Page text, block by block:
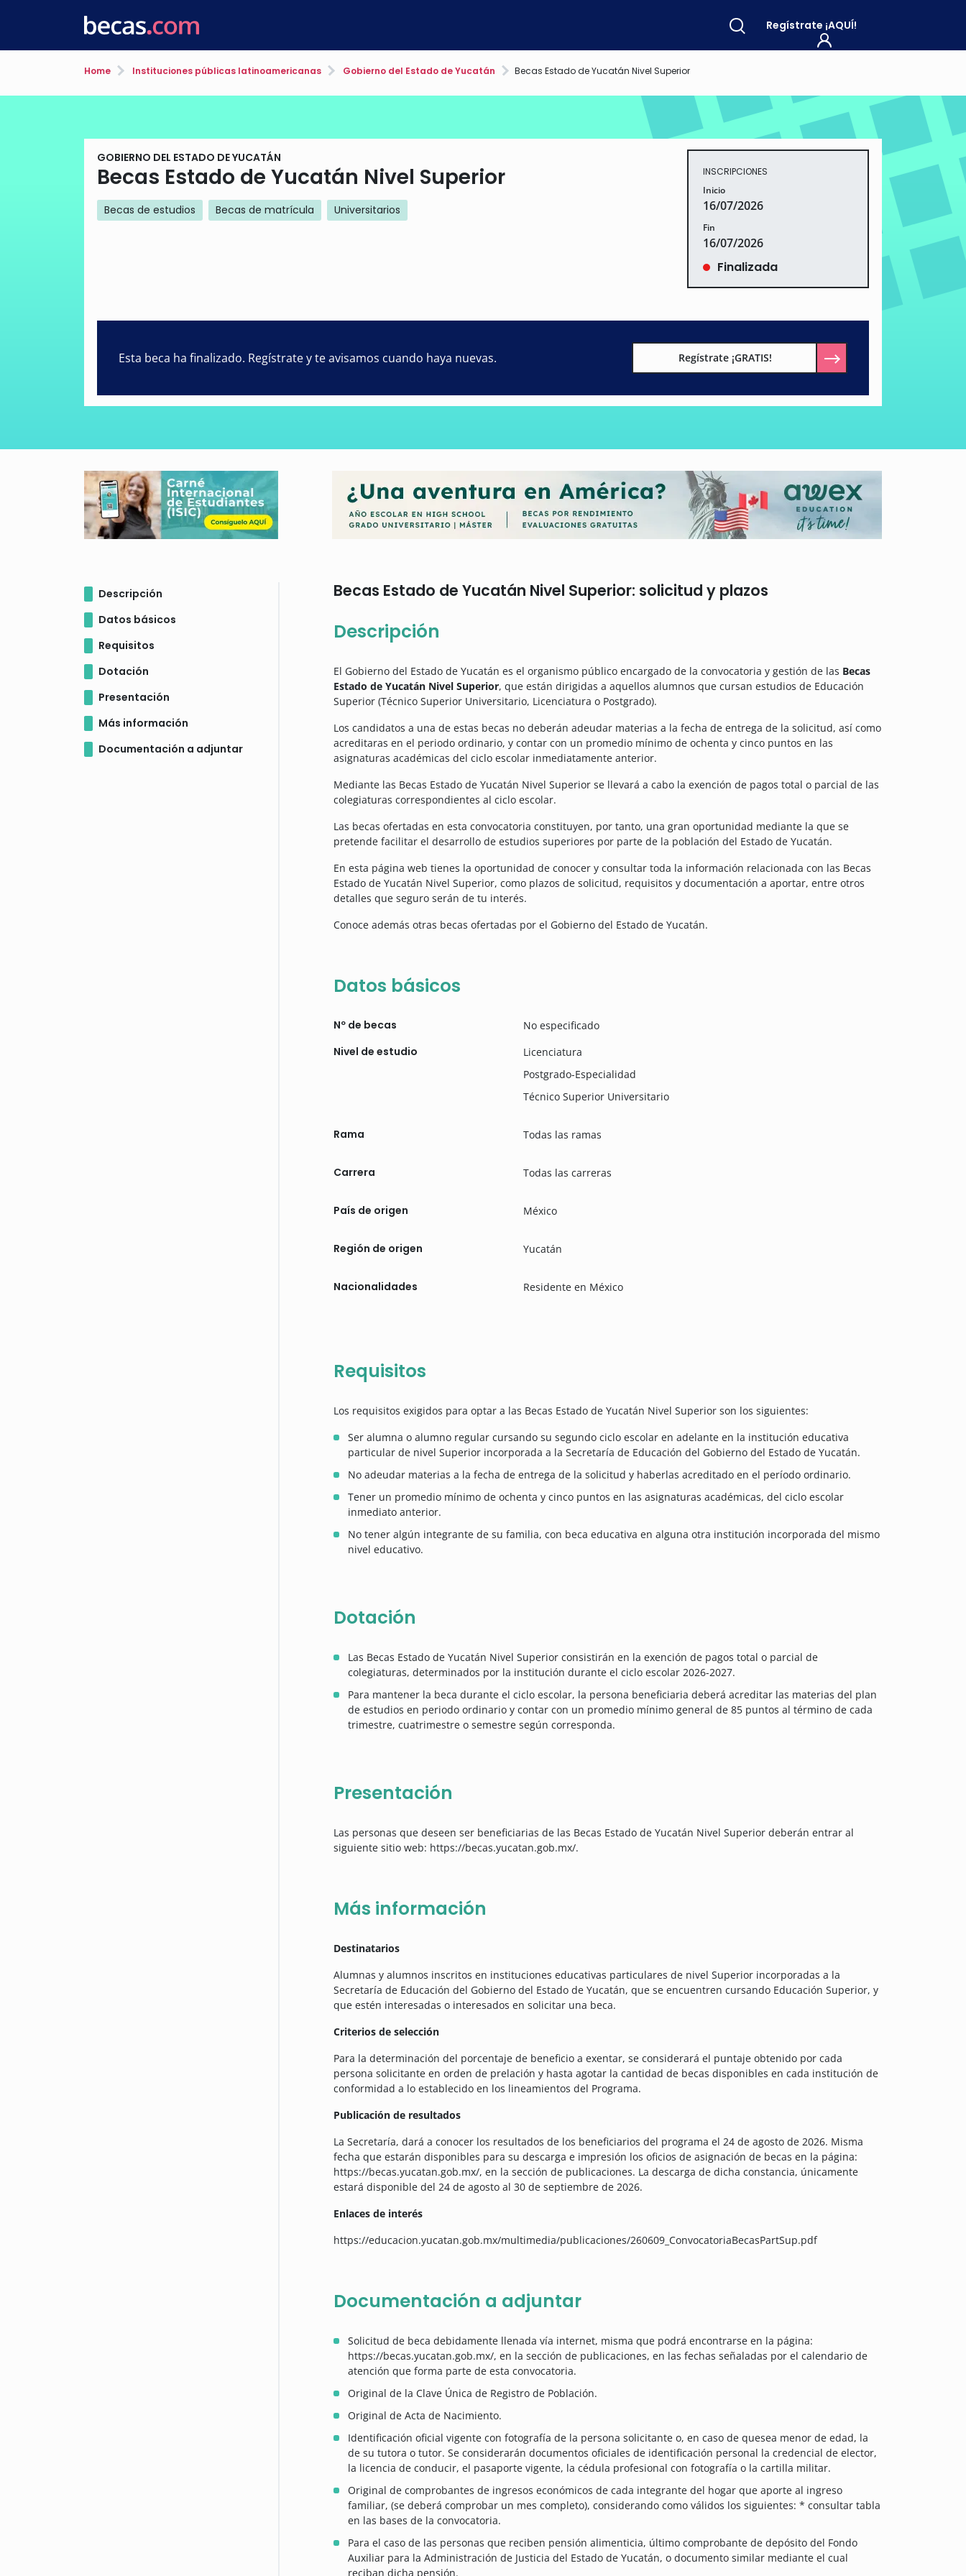
Regístrate ¡AQUÍ!
Home Instituciones públicas latinoamericanas Gobierno del Estado de Yucatán Becas Estado de Yucatán Nivel Superior
GOBIERNO DEL ESTADO DE YUCATÁN
Becas Estado de Yucatán Nivel Superior
Becas de estudios Becas de matrícula Universitarios
INSCRIPCIONES
Inicio
16/07/2026
Fin
16/07/2026
Finalizada
Esta beca ha finalizado. Regístrate y te avisamos cuando haya nuevas. Regístrate ¡GRATIS!
Descripción
Datos básicos
Requisitos
Dotación
Presentación
Más información
Documentación a adjuntar
Becas Estado de Yucatán Nivel Superior: solicitud y plazos
Descripción
El Gobierno del Estado de Yucatán es el organismo público encargado de la convocatoria y gestión de las Becas
Estado de Yucatán Nivel Superior, que están dirigidas a aquellos alumnos que cursan estudios de Educación
Superior (Técnico Superior Universitario, Licenciatura o Postgrado).
Los candidatos a una de estas becas no deberán adeudar materias a la fecha de entrega de la solicitud, así como
acreditaras en el periodo ordinario, y contar con un promedio mínimo de ochenta y cinco puntos en las
asignaturas académicas del ciclo escolar inmediatamente anterior.
Mediante las Becas Estado de Yucatán Nivel Superior se llevará a cabo la exención de pagos total o parcial de las
colegiaturas correspondientes al ciclo escolar.
Las becas ofertadas en esta convocatoria constituyen, por tanto, una gran oportunidad mediante la que se
pretende facilitar el desarrollo de estudios superiores por parte de la población del Estado de Yucatán.
En esta página web tienes la oportunidad de conocer y consultar toda la información relacionada con las Becas
Estado de Yucatán Nivel Superior, como plazos de solicitud, requisitos y documentación a aportar, entre otros
detalles que seguro serán de tu interés.
Conoce además otras becas ofertadas por el Gobierno del Estado de Yucatán.
Datos básicos
Nº de becas No especificado
Nivel de estudio
Licenciatura
Postgrado-Especialidad
Técnico Superior Universitario
Rama Todas las ramas
Carrera Todas las carreras
País de origen México
Región de origen Yucatán
Nacionalidades Residente en México
Requisitos
Los requisitos exigidos para optar a las Becas Estado de Yucatán Nivel Superior son los siguientes:
Ser alumna o alumno regular cursando su segundo ciclo escolar en adelante en la institución educativa
particular de nivel Superior incorporada a la Secretaría de Educación del Gobierno del Estado de Yucatán.
No adeudar materias a la fecha de entrega de la solicitud y haberlas acreditado en el período ordinario.
Tener un promedio mínimo de ochenta y cinco puntos en las asignaturas académicas, del ciclo escolar
inmediato anterior.
No tener algún integrante de su familia, con beca educativa en alguna otra institución incorporada del mismo
nivel educativo.
Dotación
Las Becas Estado de Yucatán Nivel Superior consistirán en la exención de pagos total o parcial de
colegiaturas, determinados por la institución durante el ciclo escolar 2026-2027.
Para mantener la beca durante el ciclo escolar, la persona beneficiaria deberá acreditar las materias del plan
de estudios en periodo ordinario y contar con un promedio mínimo general de 85 puntos al término de cada
trimestre, cuatrimestre o semestre según corresponda.
Presentación
Las personas que deseen ser beneficiarias de las Becas Estado de Yucatán Nivel Superior deberán entrar al
siguiente sitio web: https://becas.yucatan.gob.mx/.
Más información
Destinatarios
Alumnas y alumnos inscritos en instituciones educativas particulares de nivel Superior incorporadas a la
Secretaría de Educación del Gobierno del Estado de Yucatán, que se encuentren cursando Educación Superior, y
que estén interesadas o interesados en solicitar una beca.
Criterios de selección
Para la determinación del porcentaje de beneficio a exentar, se considerará el puntaje obtenido por cada
persona solicitante en orden de prelación y hasta agotar la cantidad de becas disponibles en cada institución de
conformidad a lo establecido en los lineamientos del Programa.
Publicación de resultados
La Secretaría, dará a conocer los resultados de los beneficiarios del programa el 24 de agosto de 2026. Misma
fecha que estarán disponibles para su descarga e impresión los oficios de asignación de becas en la página:
https://becas.yucatan.gob.mx/, en la sección de publicaciones. La descarga de dicha constancia, únicamente
estará disponible del 24 de agosto al 30 de septiembre de 2026.
Enlaces de interés
https://educacion.yucatan.gob.mx/multimedia/publicaciones/260609_ConvocatoriaBecasPartSup.pdf
Documentación a adjuntar
Solicitud de beca debidamente llenada vía internet, misma que podrá encontrarse en la página:
https://becas.yucatan.gob.mx/, en la sección de publicaciones, en las fechas señaladas por el calendario de
atención que forma parte de esta convocatoria.
Original de la Clave Única de Registro de Población.
Original de Acta de Nacimiento.
Identificación oficial vigente con fotografía de la persona solicitante o, en caso de quesea menor de edad, la
de su tutora o tutor. Se considerarán documentos oficiales de identificación personal la credencial de elector,
la licencia de conducir, el pasaporte vigente, la cédula profesional con fotografía o la cartilla militar.
Original de comprobantes de ingresos económicos de cada integrante del hogar que aporte al ingreso
familiar, (se deberá comprobar un mes completo), considerando como válidos los siguientes: * consultar tabla
en las bases de la convocatoria.
Para el caso de las personas que reciben pensión alimenticia, último comprobante de depósito del Fondo
Auxiliar para la Administración de Justicia del Estado de Yucatán, o documento similar mediante el cual
reciban dicha pensión.